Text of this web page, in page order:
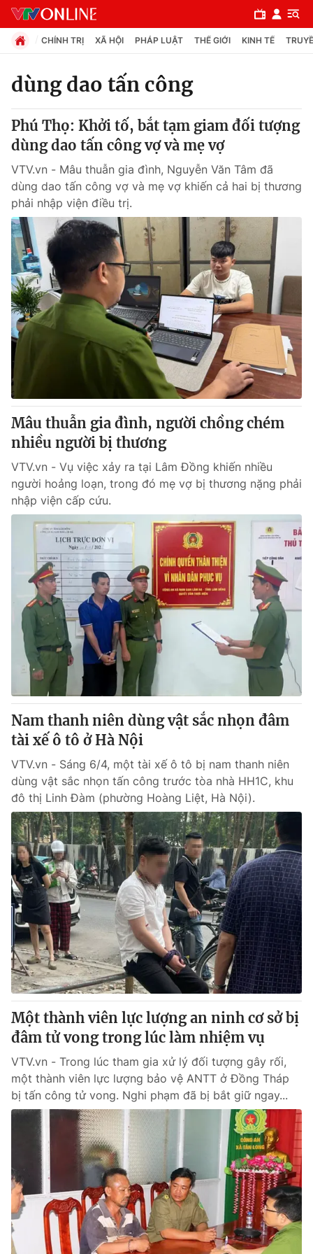
Chuyên mục
Chính trị
Xã hội
Pháp luật
Y tế
Thế giới
Tin tức
Thế giới đó đây
Câu chuyện quốc tế
Kinh tế
Tài chính
Thị trường
Góc doanh nghiệp
Dữ liệu và đời sống
Truyền hình
Hậu trường
Nhân vật
Khán giả
Giải sao mai
Giải trí
Điện ảnh
Âm nhạc
Đời sống
Du lịch
Làm đẹp
Chất lượng cuộc sống
Giáo dục
Tuyển sinh
Học trực tuyến
Công nghệ
Hitech Công nghệ tương lai
Sản phẩm
Thị trường
Tư vấn
Giao lưu trực tuyến
Lịch phát sóng
Chuyên mục khác
Emagazine
Photo Infographic
Video Shorts video
VTV Money VTV Thể thao
VTV Sức khoẻ Bất động sản
Thị trường 24h Tấm lòng Việt
VTV4 Vươn mình bằng AI
VTV9 VTV8
Liên hệ tòa soạn English
THỜI BÁO VTV
Theo dõi báo trên
Cơ quan chủ quản:Đài Truyền hình Việt Nam
Cơ quan báo chí: Thời báo VTV
CHÍNH TRỊ XÃ HỘI PHÁP LUẬT THẾ GIỚI KINH TẾ
dùng dao tấn công
Phú Thọ: Khởi tố, bắt tạm giam đối tượng
dùng dao tấn công vợ và mẹ vợ
VTV.vn - Mâu thuẫn gia đình, Nguyễn Văn Tâm đã
dùng dao tấn công vợ và mẹ vợ khiến cả hai bị thương
phải nhập viện điều trị.
Mâu thuẫn gia đình, người chồng chém
nhiều người bị thương
VTV.vn - Vụ việc xảy ra tại Lâm Đồng khiến nhiều
người hoảng loạn, trong đó mẹ vợ bị thương nặng phải
nhập viện cấp cứu.
Nam thanh niên dùng vật sắc nhọn đâm
tài xế ô tô ở Hà Nội
VTV.vn - Sáng 6/4, một tài xế ô tô bị nam thanh niên
dùng vật sắc nhọn tấn công trước tòa nhà HH1C, khu
đô thị Linh Đàm (phường Hoàng Liệt, Hà Nội).
Một thành viên lực lượng an ninh cơ sở bị
đâm tử vong trong lúc làm nhiệm vụ
VTV.vn - Trong lúc tham gia xử lý đối tượng gây rối,
một thành viên lực lượng bảo vệ ANTT ở Đồng Tháp
bị tấn công tử vong. Nghi phạm đã bị bắt giữ ngay...